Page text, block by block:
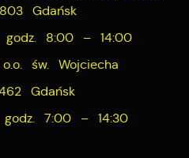
Gdańsk
8:00 – 14:00
św. Wojciecha
Gdańsk
7:00 – 14:30